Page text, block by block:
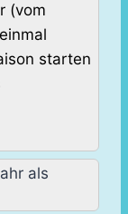
(vom
starten
als